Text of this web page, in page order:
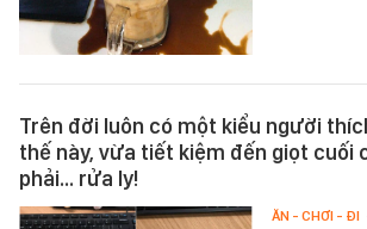
Trên đời luôn có một kiểu người
thế này, vừa tiết kiệm đến giọt cuối
phải… rửa ly!
ĂN - CHƠI - ĐI